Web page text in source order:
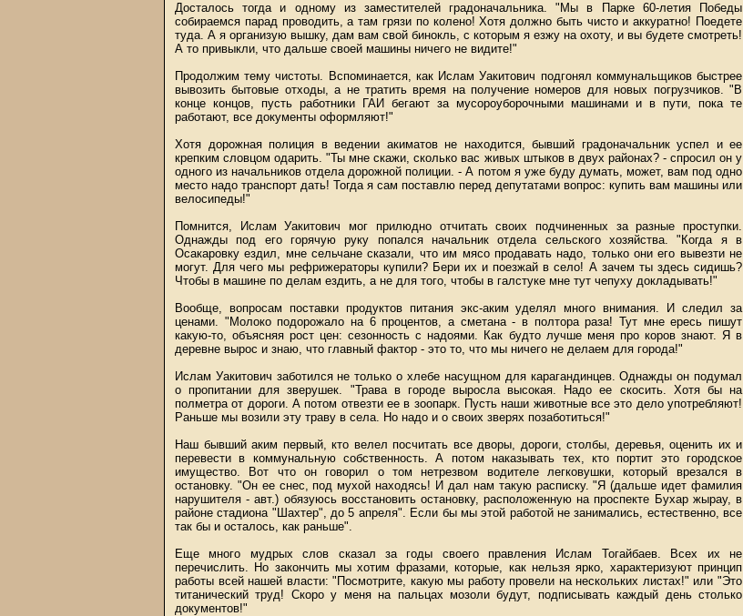
Досталось тогда и одному из заместителей градоначальника. "Мы в Парке 60-летия Победы
собираемся парад проводить, а там грязи по колено! Хотя должно быть чисто и аккуратно! Поедете
туда. А я организую вышку, дам вам свой бинокль, с которым я езжу на охоту, и вы будете смотреть!
А то привыкли, что дальше своей машины ничего не видите!"
Продолжим тему чистоты. Вспоминается, как Ислам Уакитович подгонял коммунальщиков быстрее
вывозить бытовые отходы, а не тратить время на получение номеров для новых погрузчиков. "В
конце концов, пусть работники ГАИ бегают за мусороуборочными машинами и в пути, пока те
работают, все документы оформляют!"
Хотя дорожная полиция в ведении акиматов не находится, бывший градоначальник успел и ее
крепким словцом одарить. "Ты мне скажи, сколько вас живых штыков в двух районах? - спросил он у
одного из начальников отдела дорожной полиции. - А потом я уже буду думать, может, вам под одно
место надо транспорт дать! Тогда я сам поставлю перед депутатами вопрос: купить вам машины или
велосипеды!"
Помнится, Ислам Уакитович мог прилюдно отчитать своих подчиненных за разные проступки.
Однажды под его горячую руку попался начальник отдела сельского хозяйства. "Когда я в
Осакаровку ездил, мне сельчане сказали, что им мясо продавать надо, только они его вывезти не
могут. Для чего мы рефрижераторы купили? Бери их и поезжай в село! А зачем ты здесь сидишь?
Чтобы в машине по делам ездить, а не для того, чтобы в галстуке мне тут чепуху докладывать!"
Вообще, вопросам поставки продуктов питания экс-аким уделял много внимания. И следил за
ценами. "Молоко подорожало на 6 процентов, а сметана - в полтора раза! Тут мне ересь пишут
какую-то, объясняя рост цен: сезонность с надоями. Как будто лучше меня про коров знают. Я в
деревне вырос и знаю, что главный фактор - это то, что мы ничего не делаем для города!"
Ислам Уакитович заботился не только о хлебе насущном для карагандинцев. Однажды он подумал
о пропитании для зверушек. "Трава в городе выросла высокая. Надо ее скосить. Хотя бы на
полметра от дороги. А потом отвезти ее в зоопарк. Пусть наши животные все это дело употребляют!
Раньше мы возили эту траву в села. Но надо и о своих зверях позаботиться!"
Наш бывший аким первый, кто велел посчитать все дворы, дороги, столбы, деревья, оценить их и
перевести в коммунальную собственность. А потом наказывать тех, кто портит это городское
имущество. Вот что он говорил о том нетрезвом водителе легковушки, который врезался в
остановку. "Он ее снес, под мухой находясь! И дал нам такую расписку. "Я (дальше идет фамилия
нарушителя - авт.) обязуюсь восстановить остановку, расположенную на проспекте Бухар жырау, в
районе стадиона "Шахтер", до 5 апреля". Если бы мы этой работой не занимались, естественно, все
так бы и осталось, как раньше".
Еще много мудрых слов сказал за годы своего правления Ислам Тогайбаев. Всех их не
перечислить. Но закончить мы хотим фразами, которые, как нельзя ярко, характеризуют принцип
работы всей нашей власти: "Посмотрите, какую мы работу провели на нескольких листах!" или "Это
титанический труд! Скоро у меня на пальцах мозоли будут, подписывать каждый день столько
документов!"